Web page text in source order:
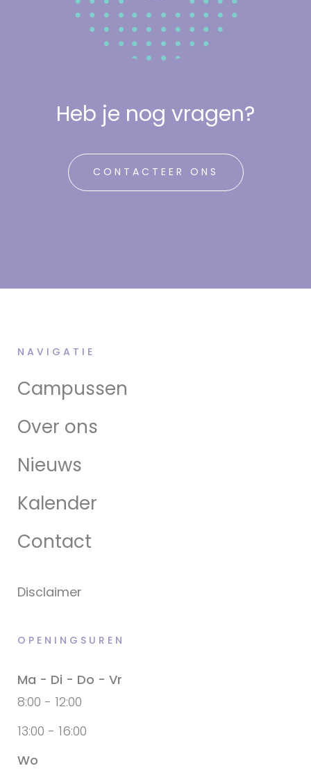
Heb je nog vragen?
CONTACTEER ONS
NAVIGATIE
Campussen
Over ons
Nieuws
Kalender
Contact
Disclaimer
OPENINGSUREN
Ma - Di - Do - Vr
8:00 - 12:00
13:00 - 16:00
Wo